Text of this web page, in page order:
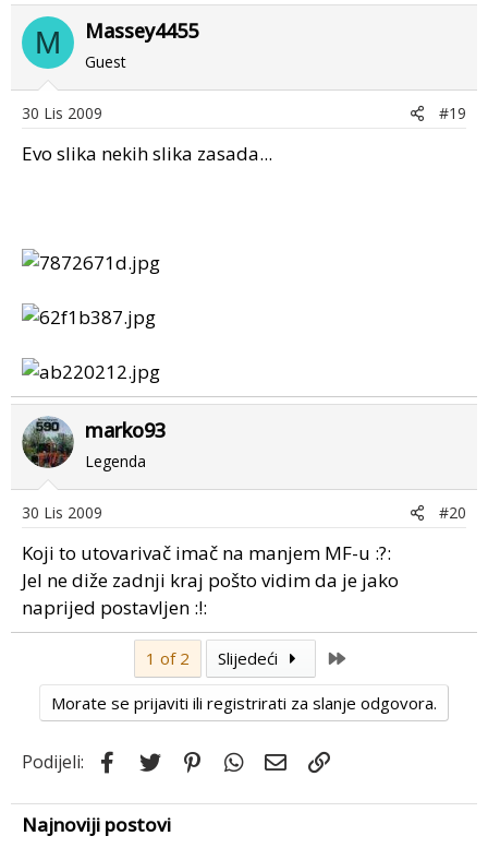
M Massey4455
Guest
30 Lis 2009 #19
Evo slika nekih slika zasada...
marko93
Legenda
30 Lis 2009 #20
Koji to utovarivač imač na manjem MF-u :?:
Jel ne diže zadnji kraj pošto vidim da je jako
naprijed postavljen :!:
1 of 2 Slijedeći
Morate se prijaviti ili registrirati za slanje odgovora.
Podijeli: Facebook
Twitter PinterestWhatsApp
Email
Najnoviji postovi